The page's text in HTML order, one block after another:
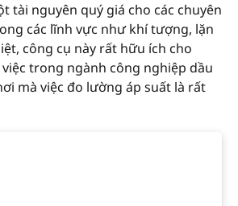
tài nguyên quý giá cho các chuyên
các lĩnh vực như khí tượng, lặn
công cụ này rất hữu ích cho
trong ngành công nghiệp dầu
mà việc đo lường áp suất là rất